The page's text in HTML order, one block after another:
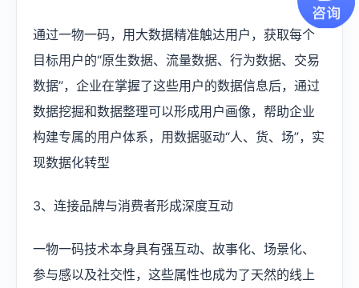
通过一物一码，用大数据精准触达用户，获取每个
目标用户的“原生数据、流量数据、行为数据、交易
数据”，企业在掌握了这些用户的数据信息后，通过
数据挖掘和数据整理可以形成用户画像，帮助企业
构建专属的用户体系，用数据驱动“人、货、场”，实
现数据化转型
3、连接品牌与消费者形成深度互动
一物一码技术本身具有强互动、故事化、场景化、
参与感以及社交性，这些属性也成为了天然的线上